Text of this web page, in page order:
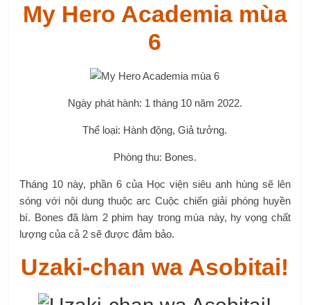
My Hero Academia mùa
6
Ngày phát hành: 1 tháng 10 năm 2022.
Thể loại: Hành động, Giả tưởng.
Phòng thu: Bones.
Tháng 10 này, phần 6 của Học viện siêu anh hùng sẽ lên
sóng với nội dung thuộc arc Cuộc chiến giải phóng huyền
bí. Bones đã làm 2 phim hay trong mùa này, hy vọng chất
lượng của cả 2 sẽ được đảm bảo.
Uzaki-chan wa Asobitai!